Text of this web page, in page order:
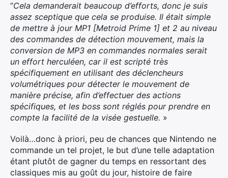
“Cela demanderait beaucoup d’efforts, donc je suis
assez sceptique que cela se produise. Il était simple
de mettre à jour MP1 [Metroid Prime 1] et 2 au niveau
des commandes de détection mouvement, mais la
conversion de MP3 en commandes normales serait
un effort herculéen, car il est scripté très
spécifiquement en utilisant des déclencheurs
volumétriques pour détecter le mouvement de
manière précise, afin d’effectuer des actions
spécifiques, et les boss sont réglés pour prendre en
compte la facilité de la visée gestuelle. »
Voilà…donc à priori, peu de chances que Nintendo ne
commande un tel projet, le but d’une telle adaptation
étant plutôt de gagner du temps en ressortant des
classiques mis au goût du jour, histoire de faire